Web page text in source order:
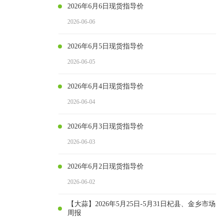
2026年6月6日现货指导价
2026-06-06
2026年6月5日现货指导价
2026-06-05
2026年6月4日现货指导价
2026-06-04
2026年6月3日现货指导价
2026-06-03
2026年6月2日现货指导价
2026-06-02
【大蒜】2026年5月25日-5月31日杞县、金乡市场
周报